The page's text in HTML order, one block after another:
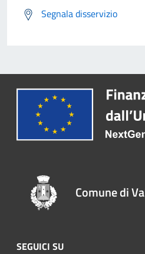
Segnala disservizio
Comune di
SEGUICI SU